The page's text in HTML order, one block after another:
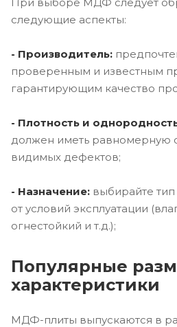
следующие аспекты:
- Производитель:
проверенным и известным
гарантирующим качество
- Плотность и
должен иметь равномерную
видимых дефектов;
- Назначение: выбирайте
от условий эксплуатации
огнестойкий и т.д.);
Популярные
характеристики
МДФ-плиты выпускаются в